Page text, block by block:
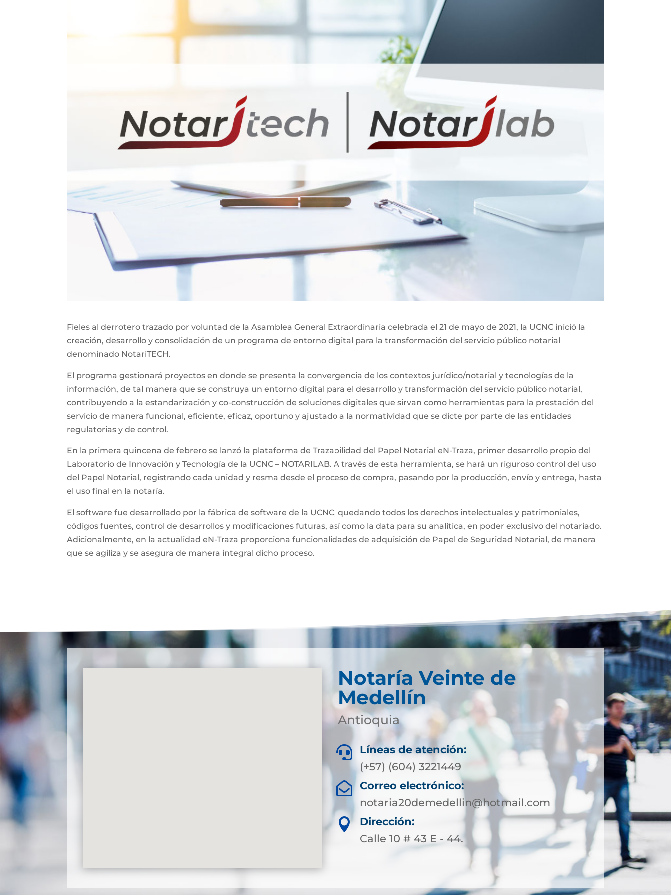
Fieles al derrotero trazado por voluntad de la Asamblea General Extraordinaria celebrada el 21 de mayo de 2021, la UCNC inició la
creación, desarrollo y consolidación de un programa de entorno digital para la transformación del servicio público notarial
denominado NotariTECH.
El programa gestionará proyectos en donde se presenta la convergencia de los contextos jurídico/notarial y tecnologías de la
información, de tal manera que se construya un entorno digital para el desarrollo y transformación del servicio público notarial,
contribuyendo a la estandarización y co-construcción de soluciones digitales que sirvan como herramientas para la prestación del
servicio de manera funcional, eficiente, eficaz, oportuno y ajustado a la normatividad que se dicte por parte de las entidades
regulatorias y de control.
En la primera quincena de febrero se lanzó la plataforma de Trazabilidad del Papel Notarial eN-Traza, primer desarrollo propio del
Laboratorio de Innovación y Tecnología de la UCNC – NOTARILAB. A través de esta herramienta, se hará un riguroso control del uso
del Papel Notarial, registrando cada unidad y resma desde el proceso de compra, pasando por la producción, envío y entrega, hasta
el uso final en la notaría.
El software fue desarrollado por la fábrica de software de la UCNC, quedando todos los derechos intelectuales y patrimoniales,
códigos fuentes, control de desarrollos y modificaciones futuras, así como la data para su analítica, en poder exclusivo del notariado.
Adicionalmente, en la actualidad eN-Traza proporciona funcionalidades de adquisición de Papel de Seguridad Notarial, de manera
que se agiliza y se asegura de manera integral dicho proceso.
Notaría Veinte de
Medellín
Antioquia

Líneas de atención:
(+57) (604) 3221449

Correo electrónico:
notaria20demedellin@hotmail.com

Dirección:
Calle 10 # 43 E - 44.